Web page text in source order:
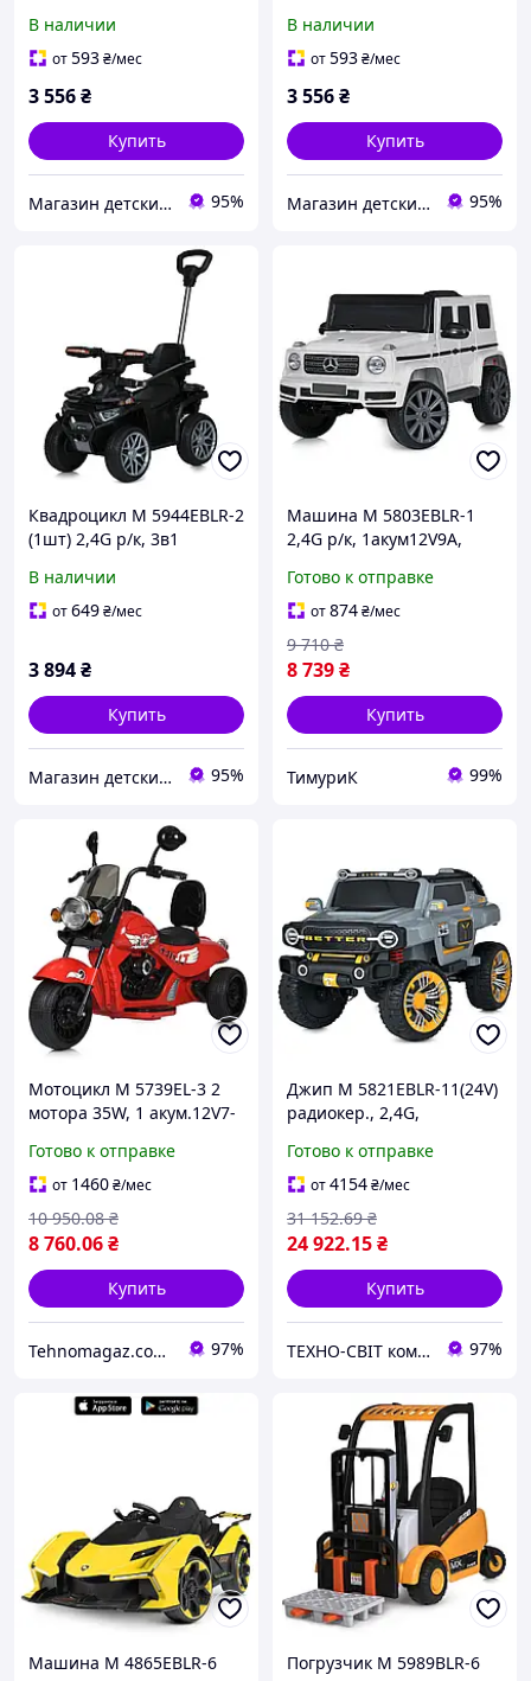
бат.ручка), 1*6V4AH,
1*35W, муз, свет, кожа,
В наличии
от593₴/мес
3 556₴
Купить
Магазин детских игрушек Anna-Toys 95%
бат.ручка), 1*6V4AH,
1*35W, муз, свет, кожа,
В наличии
от593₴/мес
3 556₴
Купить
Магазин детских игрушек Anna-Toys 95%
Квадроцикл M 5944EBLR-2
(1шт) 2,4G p/к, 3в1
бат.ручка), 1*6V4AH,
1*25W, муз, свет, кожа,
В наличии
от649₴/мес
3 894₴
Купить
Магазин детских игрушек Anna-Toys 95%
Машина M 5803EBLR-1
2,4G р/к, 1акум12V9A,
колесаEVA, музика, світло,
шкір.сидіння,
Готово к отправке
от874₴/мес
8 739₴
9 710 ₴
Купить
ТимуриК 99%
Мотоцикл M 5739EL-3 2
мотора 35W, 1 акум.12V7-
красный
Готово к отправке
от 1460₴/мес
8 760.06₴
10 950.08 ₴
Купить
Tehnomagaz.com.ua - это передовой интернет-магазин, специализирующийся на продаже техники 97%
Джип M 5821EBLR-11(24V)
радиокер., 2,4G,
TF,USB,BT,EVA,муз.,свет,ко
жа,серый
Готово к отправке
от4154₴/мес
24 922.15₴
31 152.69 ₴
Купить
ТЕХНО-СВІТ компьютерна техніка, мобільні аксесуари, електронна техніка та багато іншого. 97%
Машина M 4865EBLR-6
Погрузчик M 5989BLR-6